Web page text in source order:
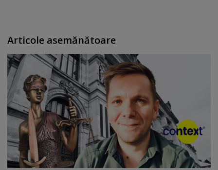
Articole asemănătoare